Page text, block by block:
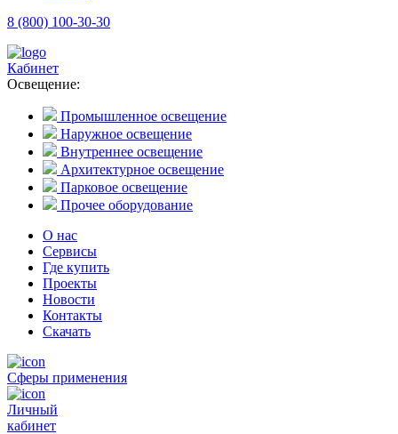
8 (800) 100-30-30
Кабинет
Освещение:
Промышленное освещение
Наружное освещение
Внутреннее освещение
Архитектурное освещение
Парковое освещение
Прочее оборудование
О нас
Сервисы
Где купить
Проекты
Новости
Контакты
Скачать
Сферы применения
Личный
кабинет